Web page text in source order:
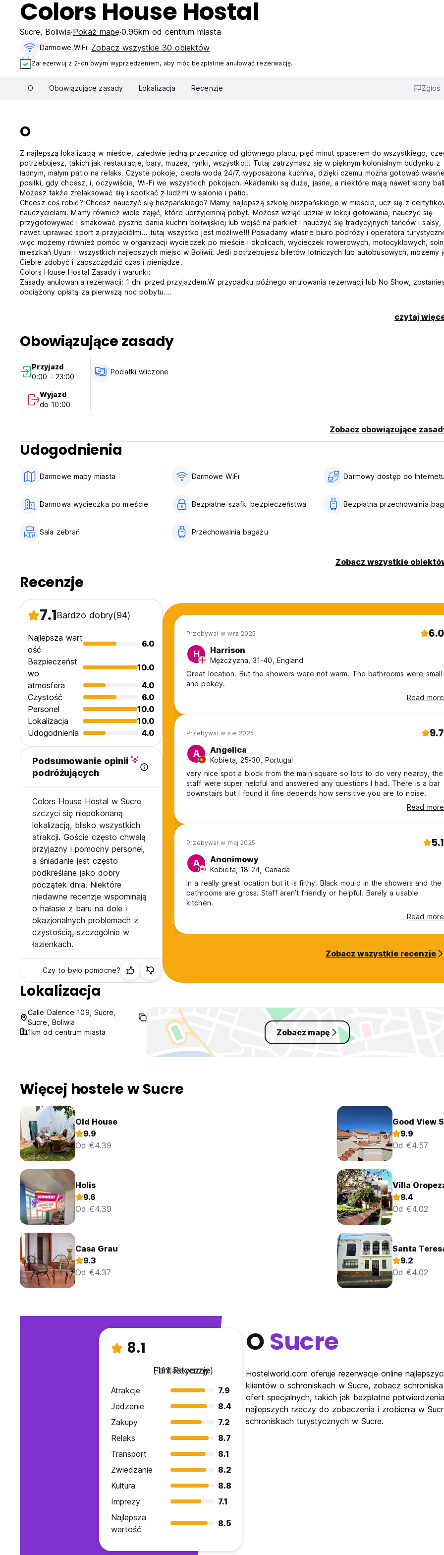
Colors House Hostal
Sucre, Boliwia Pokaż mapę 0.96km od centrum miasta
Darmowe WiFi Zobacz wszystkie 30 obiektów
Zarezerwuj z 2-dniowym wyprzedzeniem, aby móc bezpłatnie anulować rezerwację.
O Obowiązujące zasady Lokalizacja Recenzje Zgłoś
O
Z najlepszą lokalizacją w mieście, zaledwie jedną przecznicę od głównego placu, pięć minut spacerem do wszystkiego,
potrzebujesz, takich jak restauracje, bary, muzea, rynki, wszystko!!! Tutaj zatrzymasz się w pięknym kolonialnym budynku z
ładnym, małym patio na relaks. Czyste pokoje, ciepła woda 24/7, wyposażona kuchnia, dzięki czemu można gotować własne
posiłki, gdy chcesz, i, oczywiście, Wi-Fi we wszystkich pokojach. Akademiki są duże, jasne, a niektóre mają nawet ładny
Możesz także zrelaksować się i spotkać z ludźmi w salonie i patio.
Chcesz coś robić? Chcesz nauczyć się hiszpańskiego? Mamy najlepszą szkołę hiszpańskiego w mieście, ucz się z
nauczycielami. Mamy również wiele zajęć, które uprzyjemnią pobyt. Możesz wziąć udział w lekcji gotowania, nauczyć się
przygotowywać i smakować pyszne dania kuchni boliwijskiej lub wejść na parkiet i nauczyć się tradycyjnych tańców i salsy,
nawet uprawiać sport z przyjaciółmi... tutaj wszystko jest możliwe!!! Posiadamy własne biuro podróży i operatora
więc możemy również pomóc w organizacji wycieczek po mieście i okolicach, wycieczek rowerowych, motocyklowych,
mieszkań Uyuni i wszystkich najlepszych miejsc w Boliwii. Jeśli potrzebujesz biletów lotniczych lub autobusowych, możemy
Ciebie zdobyć i zaoszczędzić czas i pieniądze.
Colors House Hostal Zasady i warunki:
Zasady anulowania rezerwacji: 1 dni przed przyjazdem.W przypadku późnego anulowania rezerwacji lub No Show,
obciążony opłatą za pierwszą noc pobytu.
Płatność po przyjeździe gotówką, kartą kredytową lub debetową (płatność kartą może podlegać dodatkowej opłacie w
wysokości 3%).
Podatki wliczone w cenę
Śniadanie jest wliczone w cenę
24-godzinna recepcja.
Brak godziny policyjnej
Zwierzęta nie są akceptowane
Bar na dole (hałas do 12 rano) (Auto-translated from original language)
czytaj
Obowiązujące zasady
Przyjazd
0:00 - 23:00
Wyjazd
do 10:00
Podatki wliczone
Zobacz obowiązujące
Udogodnienia
Darmowe mapy miasta Darmowe WiFi Darmowy dostęp do Internetu
Darmowa wycieczka po mieście Bezpłatne szafki bezpieczeństwa Bezpłatna przechowalnia
Sala zebrań Przechowalnia bagażu
Zobacz wszystkie
Recenzje
7.1Bardzo dobry(94)
Najlepsza wart
ość
6.0
Bezpieczeńst
wo
10.0
atmosfera
4.0
Czystość
6.0
Personel
10.0
Lokalizacja
10.0
Udogodnienia
4.0
Podsumowanie opinii
podróżujących
Colors House Hostal w Sucre
szczyci się niepokonaną
lokalizacją, blisko wszystkich
atrakcji. Goście często chwalą
przyjazny i pomocny personel,
a śniadanie jest często
podkreślane jako dobry
początek dnia. Niektóre
niedawne recenzje wspominają
o hałasie z baru na dole i
okazjonalnych problemach z
czystością, szczególnie w
łazienkach.
Czy to było pomocne?
Przebywał w wrz 2025 6.0
H Harrison
Mężczyzna, 31-40, England
Great location. But the showers were not warm. The bathrooms were small
and pokey.
Read more
Przebywał w sie 2025 9.7
A Angelica
Kobieta, 25-30, Portugal
very nice spot a block from the main square so lots to do very nearby, the
staff were super helpful and answered any questions I had. There is a bar
downstairs but I found it fine depends how sensitive you are to noise.
Read more
Przebywał w maj 2025 5.1
A Anonimowy
Kobieta, 18-24, Canada
In a really great location but it is filthy. Black mould in the showers and the
bathrooms are gross. Staff aren’t friendly or helpful. Barely a usable
kitchen.
Read more
Zobacz wszystkie recenzje
Lokalizacja
Calle Dalence 109, Sucre,
Sucre, Boliwia
1km od centrum miasta
Zobacz mapę
Więcej hostele w Sucre
Old House
9.9
Od €4.39
Good View
9.9
Od €4.57
Holis
9.6
Od €4.39
Villa
9.4
Od €4.02
Casa Grau
9.3
Od €4.37
Santa
9.2
Od €4.02
8.1
Fantastyczny
(111 Recenzje)
Atrakcje
7.9
Jedzenie
8.4
Zakupy
7.2
Relaks
8.7
Transport
8.1
Zwiedzanie
8.2
Kultura
8.8
Imprezy
7.1
Najlepsza
wartość
8.5
OSucre
Hostelworld.com oferuje rezerwacje online
klientów o schroniskach w Sucre, zobacz
ofert specjalnych, takich jak bezpłatne
najlepszych rzeczy do zobaczenia i zrobienia w
schroniskach turystycznych w Sucre.